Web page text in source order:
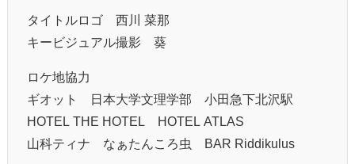
タイトルロゴ 西川 菜那
キービジュアル撮影 葵
ロケ地協力
ギオット 日本大学文理学部 小田急下北沢駅
HOTEL THE HOTEL HOTEL ATLAS
山科ティナ なぁたんころ虫 BAR Riddikulus